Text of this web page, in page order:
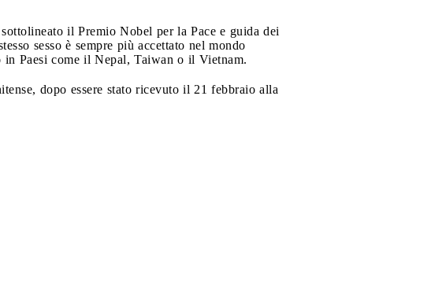
il Premio Nobel per la Pace e guida dei
sesso è sempre più accettato nel mondo
in Paesi come il Nepal, Taiwan o il Vietnam.
dopo essere stato ricevuto il 21 febbraio alla